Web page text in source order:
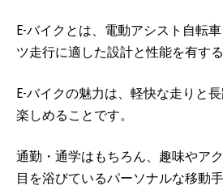
E-バイクとは、電動アシスト自転
ツ走行に適した設計と性能を有す
E-バイクの魅力は、軽快な走りと
楽しめることです。
通勤・通学はもちろん、趣味やア
目を浴びているパーソナルな移動手